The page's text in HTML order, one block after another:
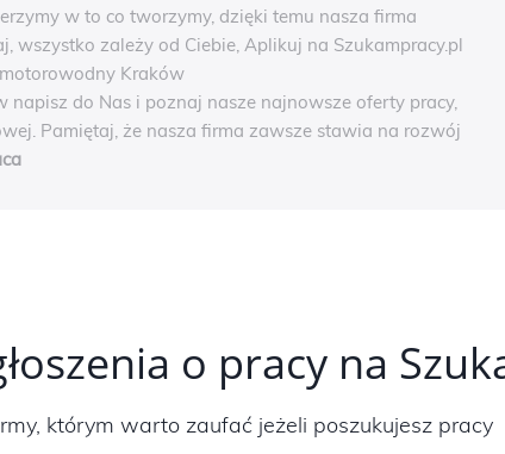
w to co tworzymy, dzięki temu nasza firma
wszystko zależy od Ciebie, Aplikuj na Szukampracy.pl
Kraków
do Nas i poznaj nasze najnowsze oferty pracy,
Pamiętaj, że nasza firma zawsze stawia na rozwój
o pracy na
którym warto zaufać jeżeli poszukujesz pracy